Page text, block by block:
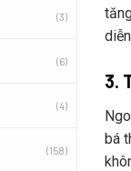
(3)
(6)
(4)
(158)
3.
bá